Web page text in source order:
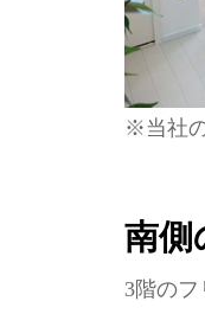
※当社
南側
3階の